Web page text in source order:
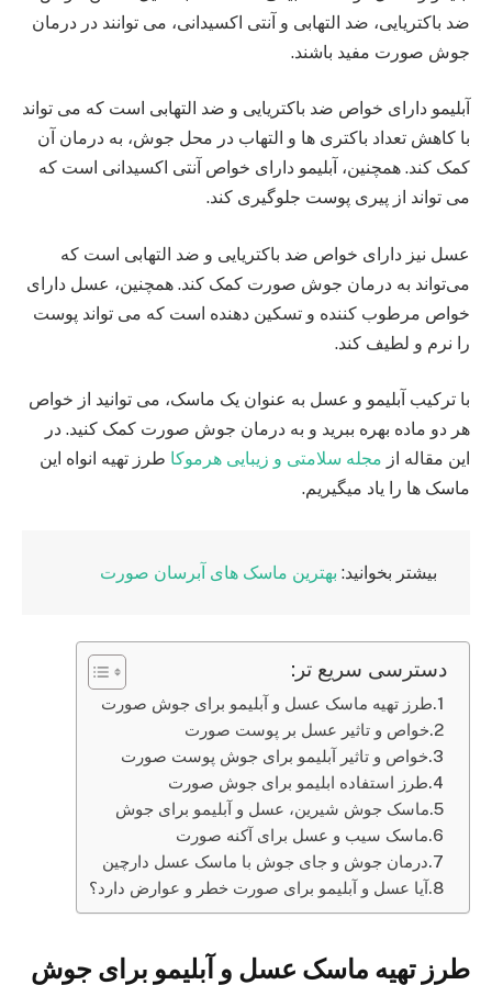
ضد باکتریایی، ضد التهابی و آنتی‌ اکسیدانی، می‌ توانند در درمان
جوش صورت مفید باشند.
آبلیمو دارای خواص ضد باکتریایی و ضد التهابی است که می‌ تواند
با کاهش تعداد باکتری‌ ها و التهاب در محل جوش، به درمان آن
کمک کند. همچنین، آبلیمو دارای خواص آنتی‌ اکسیدانی است که
می‌ تواند از پیری پوست جلوگیری کند.
عسل نیز دارای خواص ضد باکتریایی و ضد التهابی است که
می‌تواند به درمان جوش صورت کمک کند. همچنین، عسل دارای
خواص مرطوب‌ کننده و تسکین‌ دهنده است که می‌ تواند پوست
را نرم و لطیف کند.
با ترکیب آبلیمو و عسل به عنوان یک ماسک، می‌ توانید از خواص
هر دو ماده بهره ببرید و به درمان جوش صورت کمک کنید. در
این مقاله از مجله سلامتی و زیبایی هرموکا طرز تهیه انواه این
ماسک ها را یاد میگیریم.
بیشتر بخوانید: بهترین ماسک های آبرسان صورت
دسترسی سریع تر:
طرز تهیه ماسک عسل و آبلیمو برای جوش صورت
خواص و تاثیر عسل بر پوست صورت
خواص و تاثیر آبلیمو برای جوش پوست صورت
طرز استفاده ابلیمو برای جوش صورت
ماسک جوش شیرین، عسل و آبلیمو برای جوش
ماسک سیب و عسل برای آکنه صورت
درمان جوش و جای جوش با ماسک عسل دارچین
آیا عسل و آبلیمو برای صورت خطر و عوارض دارد؟
طرز تهیه ماسک عسل و آبلیمو برای جوش